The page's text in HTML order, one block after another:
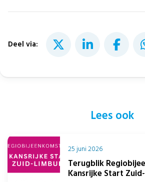
Deel via:
Lees ook
25 juni 2026
Terugblik
Kansrijke Start